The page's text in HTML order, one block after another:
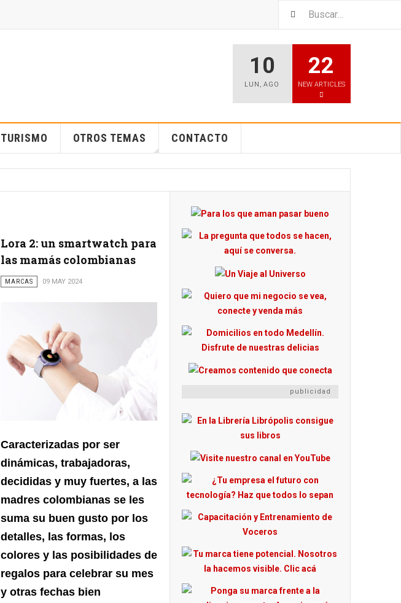
10
LUN ,AGO
22
NEW ARTICLES
TURISMO OTROS TEMAS CONTACTO
Lora 2: un smartwatch para
las mamás colombianas
MARCAS 09 MAY 2024
Caracterizadas por ser
dinámicas, trabajadoras,
decididas y muy fuertes, a las
madres colombianas se les
suma su buen gusto por los
detalles, las formas, los
colores y las posibilidades de
regalos para celebrar su mes
y otras fechas bien
publicidad